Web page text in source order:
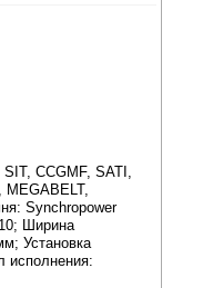
CCGMF, SATI,
Synchropower
Ширина
Установка
исполнения: